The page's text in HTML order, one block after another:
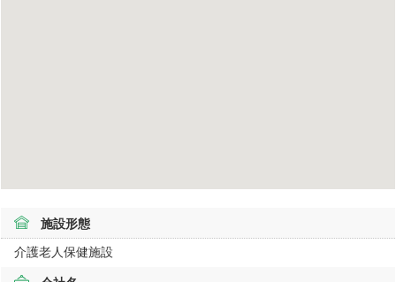
施設形態
介護老人保健施設